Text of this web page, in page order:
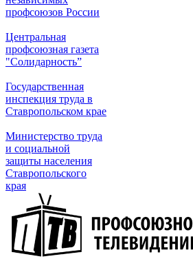
профсоюзов России
Центральная
профсоюзная газета
"Солидарность”
Государственная
инспекция труда в
Ставропольском крае
Министерство труда
и социальной
защиты населения
Ставропольского
края